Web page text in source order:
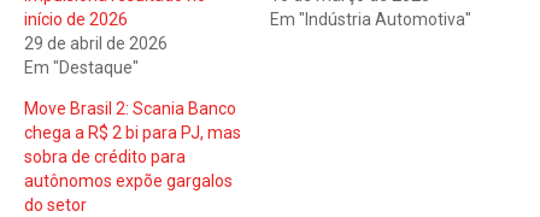
início de 2026
29 de abril de 2026
Em "Destaque"
Em "Indústria Automotiva"
Move Brasil 2: Scania Banco
chega a R$ 2 bi para PJ, mas
sobra de crédito para
autônomos expõe gargalos
do setor